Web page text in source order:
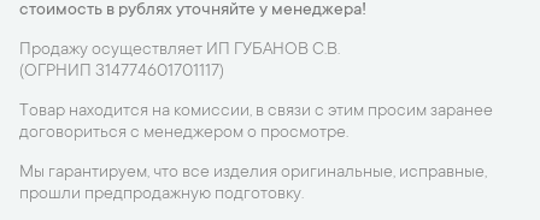
стоимость в рублях уточняйте у менеджера!
Продажу осуществляет ИП ГУБАНОВ С.В.
(ОГРНИП 314774601701117)
Товар находится на комиссии, в связи с этим просим заранее
договориться с менеджером о просмотре.
Мы гарантируем, что все изделия оригинальные, исправные,
прошли предпродажную подготовку.